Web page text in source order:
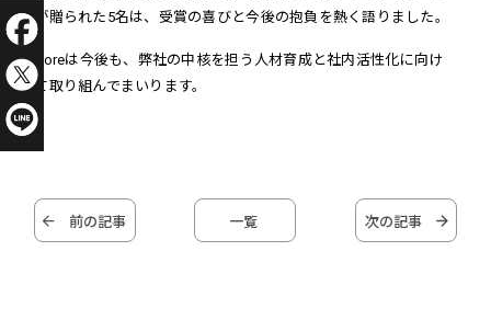
が贈られた5名は、受賞の喜びと今後の抱負を熱く語りました。
Coreは今後も、弊社の中核を担う人材育成と社内活性化に向け
て取り組んでまいります。
前の記事 一覧 次の記事